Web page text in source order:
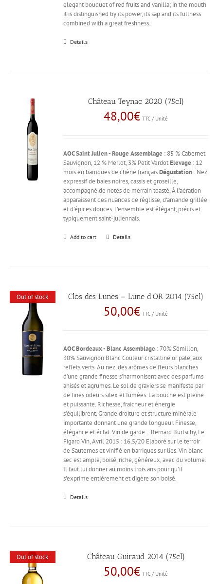
elegant bouquet of red fruits and vanilla; in the mouth
it is distinguished by its power, its sap and its fullness
combined with a great freshness.
Details
Château Teynac 2020 (75cl)
48,00€ TTC / Unité
AOC Saint Julien - Rouge Assemblage : 85 % Cabernet
Sauvignon, 12 % Merlot, 3% Petit VerdotElevage : 12
mois en barriques de chêne françaisDégustation : Nez
expressif de baies noires, cassis et groseille,
accompagné de notes de merrain toasté. À l’aération
apparaissent des nuances de réglisse, d’amande grillée
et d’épices douces. L’ensemble est élégant, précis et
typiquement saint-juliennais.
Add to cart Details
Out of stock Clos des Lunes – Lune d’OR 2014 (75cl)
50,00€ TTC / Unité
AOC Bordeaux - Blanc Assemblage : 70% Sémillon,
30% Sauvignon Blanc Couleur cristalline or pale, aux
reflets verts. Au nez, des arômes de fleurs blanches
d’une grande finesse s’harmonisent avec des parfums
anisés et agrumes. Le sol de graviers se manifeste par
de fines odeurs silex et fumées. La bouche est pleine
et puissante. Richesse, fraicheur et énergie
s’équilibrent. Grande droiture et structure minérale
importante donnant une grande longueur. Finesse,
élégance et éclat. Vin de garde… Bernard Burtschy, Le
Figaro Vin, Avril 2015 : 16,5/20 Elaboré sur le terroir
de Sauternes et vinifié en barriques sur lies. Vin blanc
sec est ample, boisé, riche, généreux, avec du volume.
Il faut lui donner au moins trois ans pour qu'il
s'exprime entièrement et digère son boisé.
Details
Out of stock Château Guiraud 2014 (75cl)
50,00€ TTC / Unité